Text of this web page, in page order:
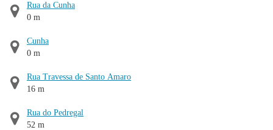
Rua da Cunha
0 m
Cunha
0 m
Rua Travessa de Santo Amaro
16 m
Rua do Pedregal
52 m